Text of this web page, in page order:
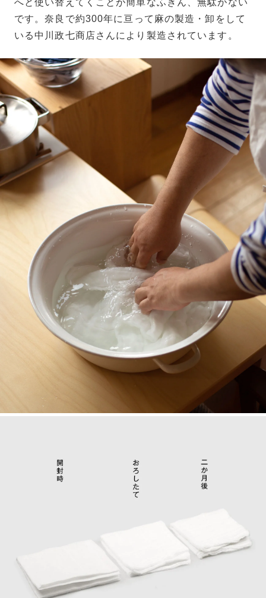
です。奈良で約300年に亘って麻の製造・卸をして
いる中川政七商店さんにより製造されています。